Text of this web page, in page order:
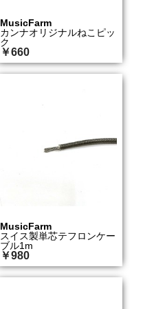
MusicFarm
カンナオリジナルねこピッ
ク
￥660
MusicFarm
スイス製単芯テフロンケー
ブル1m
￥980